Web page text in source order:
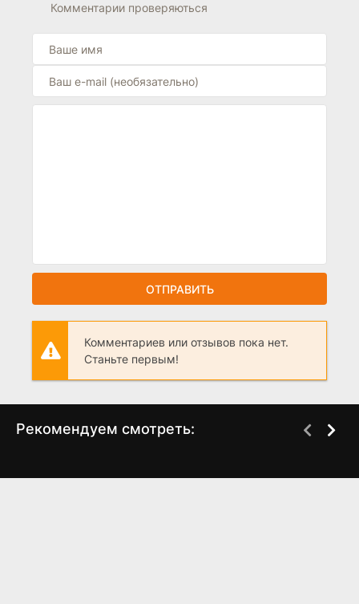
Комментарии проверяються
ОТПРАВИТЬ
Комментариев или отзывов пока нет.
Станьте первым!
Рекомендуем смотреть: